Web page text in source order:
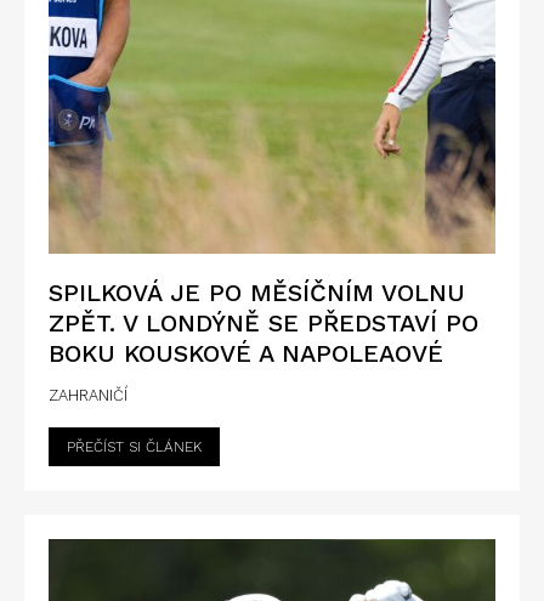
SPILKOVÁ JE PO MĚSÍČNÍM VOLNU
ZPĚT. V LONDÝNĚ SE PŘEDSTAVÍ PO
BOKU KOUSKOVÉ A NAPOLEAOVÉ
ZAHRANIČÍ
PŘEČÍST SI ČLÁNEK